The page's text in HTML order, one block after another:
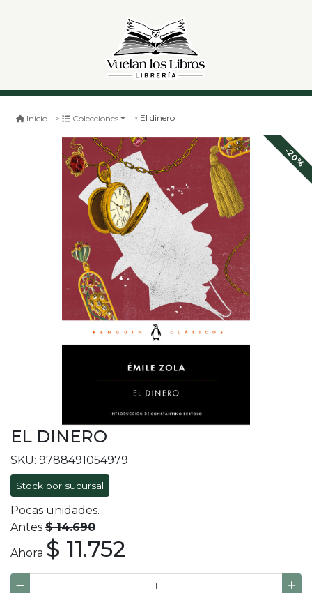
Inicio Colecciones El dinero
-20%
EL DINERO
SKU: 9788491054979
Stock por sucursal
Pocas unidades.
Antes $ 14.690
Ahora $ 11.752